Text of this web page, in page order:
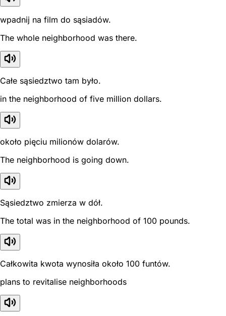
wpadnij na film do sąsiadów.
The whole neighborhood was there.
Całe sąsiedztwo tam było.
in the neighborhood of five million dollars.
około pięciu milionów dolarów.
The neighborhood is going down.
Sąsiedztwo zmierza w dół.
The total was in the neighborhood of 100 pounds.
Całkowita kwota wynosiła około 100 funtów.
plans to revitalise neighborhoods